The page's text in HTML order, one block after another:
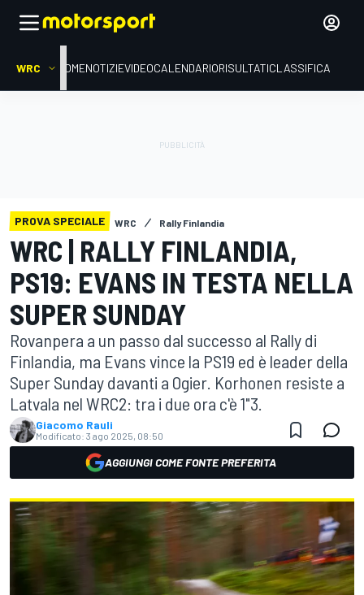
WRC HOMENOTIZIEVIDEOCALENDARIORISULTATICLASSIFICA
PROVA SPECIALE WRC Rally Finlandia
WRC | RALLY FINLANDIA,
PS19: EVANS IN TESTA NELLA
SUPER SUNDAY
Rovanpera a un passo dal successo al Rally di
Finlandia, ma Evans vince la PS19 ed è leader della
Super Sunday davanti a Ogier. Korhonen resiste a
Latvala nel WRC2: tra i due ora c'è 1"3.
Giacomo Rauli
Modificato: 3 ago 2025, 08:50
AGGIUNGI COME FONTE PREFERITA